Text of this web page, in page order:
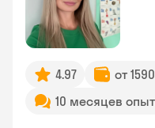
4.97
от
10 месяцев